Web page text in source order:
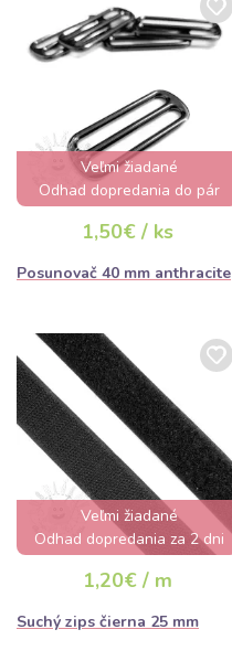
Veľmi žiadané
Odhad dopredania do pár
1,50€ / ks
Posunovač 40 mm anthracite
Veľmi žiadané
Odhad dopredania za 2 dni
1,20€ / m
Suchý zips čierna 25 mm